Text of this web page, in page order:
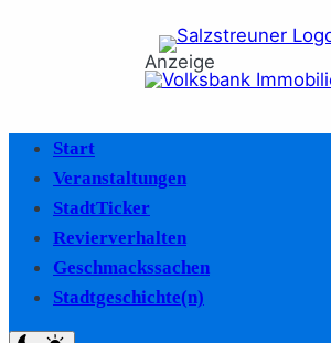
Anzeige
Start
Veranstaltungen
StadtTicker
Revierverhalten
Geschmackssachen
Stadtgeschichte(n)